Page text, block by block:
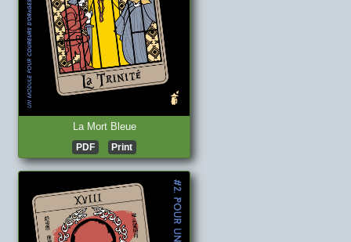
La Mort Bleue
PDF Print